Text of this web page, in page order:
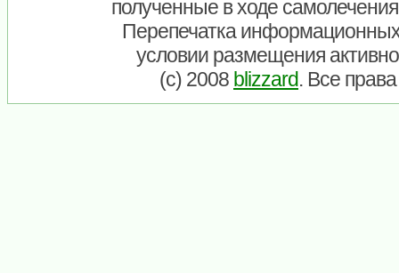
полученные в ходе
Перепечатка
условии размещения
(c) 2008 blizzard. Все